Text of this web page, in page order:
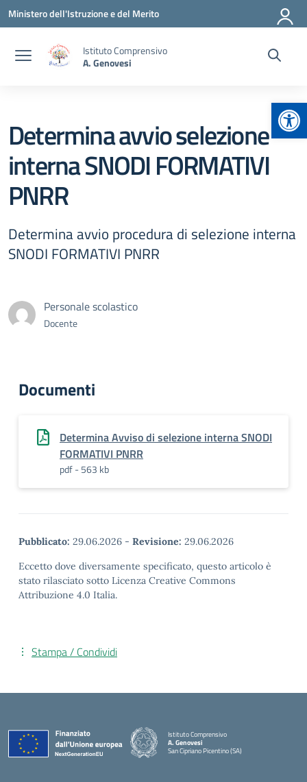
Vai ai contenuti
Vai al menu di navigazione
Vai al footer
Ministero dell'Istruzione e del Merito
Istituto Comprensivo
A. Genovesi
Determina avvio selezione
interna SNODI FORMATIVI
PNRR
Determina avvio procedura di selezione interna
SNODI FORMATIVI PNRR
Personale scolastico
Docente
Documenti
Determina Avviso di selezione interna SNODI
FORMATIVI PNRR
pdf - 563 kb
Pubblicato: 29.06.2026 - Revisione: 29.06.2026
Eccetto dove diversamente specificato, questo articolo è
stato rilasciato sotto Licenza Creative Commons
Attribuzione 4.0 Italia.
Stampa / Condividi
Istituto Comprensivo
A. Genovesi
San Cipriano Picentino (SA)
— Visita la pagina iniziale della scuola